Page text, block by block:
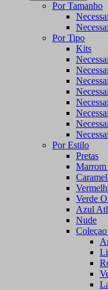
Por Tamanho
Por Tipo
Kits
Por Estilo
Pretas
Marrom
Verde
Azul
Nude